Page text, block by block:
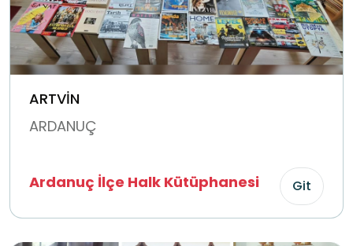
ARTVİN
ARDANUÇ
Ardanuç İlçe Halk Kütüphanesi Git